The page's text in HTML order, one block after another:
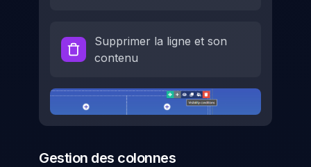
Supprimer la ligne et son
contenu
Gestion des colonnes